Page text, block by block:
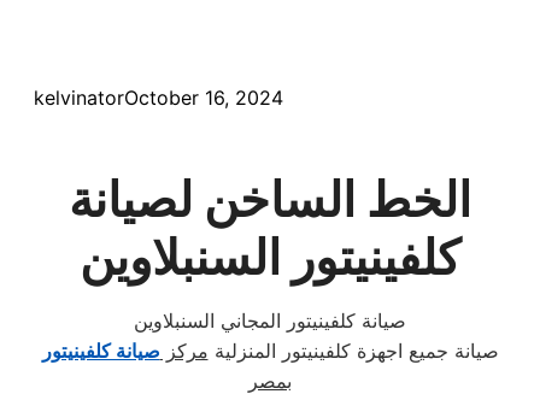
kelvinatorOctober 16, 2024
الخط الساخن لصيانة
كلفينيتور السنبلاوين
صيانة كلفينيتور المجاني السنبلاوين
صيانة جميع اجهزة كلفينيتور المنزلية مركز صيانة كلفينيتور
بمصر